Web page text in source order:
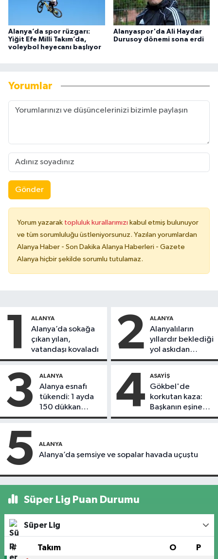
Alanya’da spor rüzgarı:
Yiğit Efe Milli Takım’da,
voleybol heyecanı başlıyor
Alanyaspor'da Ali Haydar
Durusoy dönemi sona erdi
Yorumlar
Gönder
Yorum yazarak topluluk kurallarımızı kabul etmiş bulunuyor
ve tüm sorumluluğu üstleniyorsunuz. Yazılan yorumlardan
Alanya Haber - Son Dakika Alanya Haberleri - Gazete
Alanya hiçbir şekilde sorumlu tutulamaz.
1 ALANYA
Alanya’da sokağa
çıkan yılan,
vatandaşı kovaladı
2 ALANYA
Alanyalıların
yıllardır beklediği
yol askıdan
döndü
3 ALANYA
Alanya esnafı
tükendi: 1 ayda
150 dükkan
kapandı
4 ASAYIŞ
Gökbel'de
korkutan kaza:
Başkanın eşine
motosiklet çarptı
5 ALANYA
Alanya’da şemsiye ve sopalar havada uçuştu
Süper Lig Puan Durumu
Süper Lig
# Takım O P